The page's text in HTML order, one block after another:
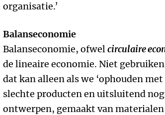
organisatie.’
Balanseconomie
Balanseconomie, ofwelcirculaire
de lineaire economie. Niet
dat kan alleen als we ‘ophouden
slechte producten en uitsluitend
ontwerpen, gemaakt van materialen